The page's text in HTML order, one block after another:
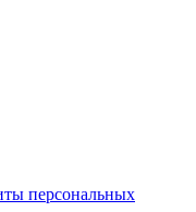
персональных